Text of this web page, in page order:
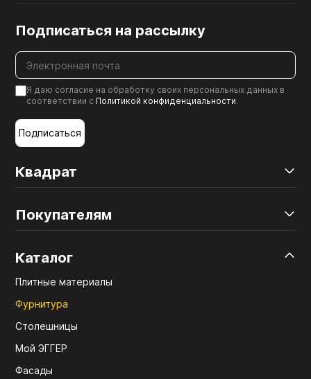
Квадрат
Покупателям
Каталог
Плитные материалы
Фурнитура
Столешницы
Мой ЭГГЕР
Фасады
Подписаться на рассылку
Я даю согласие на обработку своих персональных данных в
соответствии с Политикой конфиденциальности.
Подписаться